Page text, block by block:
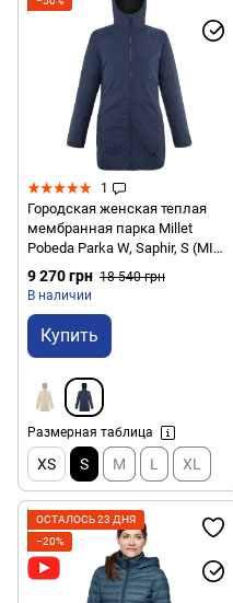
1
Городская женская теплая
мембранная парка Millet
Pobeda Parka W, Saphir, S (MIV
9551, 7317-S)
9 270 грн 18 540 грн
В наличии
Купить
Размерная таблица
XS S M L XL
ОСТАЛОСЬ 23 ДНЯ
−20%